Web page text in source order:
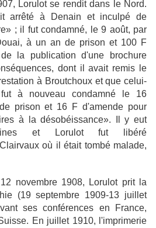
Lorulot se rendit dans le Nord.
arrêté à Denain et inculpé de
; il fut condamné, le 9 août, par
à un an de prison et 100 F
la publication d'une brochure
dont il avait remis le
à Broutchoux et que celui-
à nouveau condamné le 16
prison et 16 F d'amende pour
à la désobéissance». Il y eut
et Lorulot fut libéré
où il était tombé malade,
novembre 1908, Lorulot prit la
(19 septembre 1909-13 juillet
ses conférences en France,
En juillet 1910, l'imprimerie